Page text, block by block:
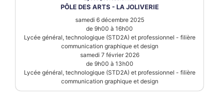
PÔLE DES ARTS - LA JOLIVERIE
samedi 6 décembre 2025
de 9h00 à 16h00
Lycée général, technologique (STD2A) et professionnel - filière
communication graphique et design
samedi 7 février 2026
de 9h00 à 13h00
Lycée général, technologique (STD2A) et professionnel - filière
communication graphique et design